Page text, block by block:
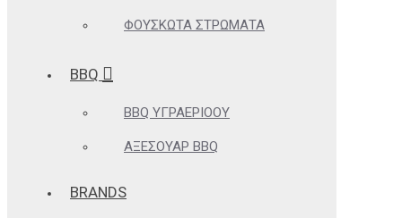
ΦΟΥΣΚΩΤΆ ΣΤΡΏΜΑΤΑ
BBQ
BBQ ΥΓΡΑΕΡΊΟΟΥ
ΑΞΕΣΟΥΆΡ BBQ
BRANDS